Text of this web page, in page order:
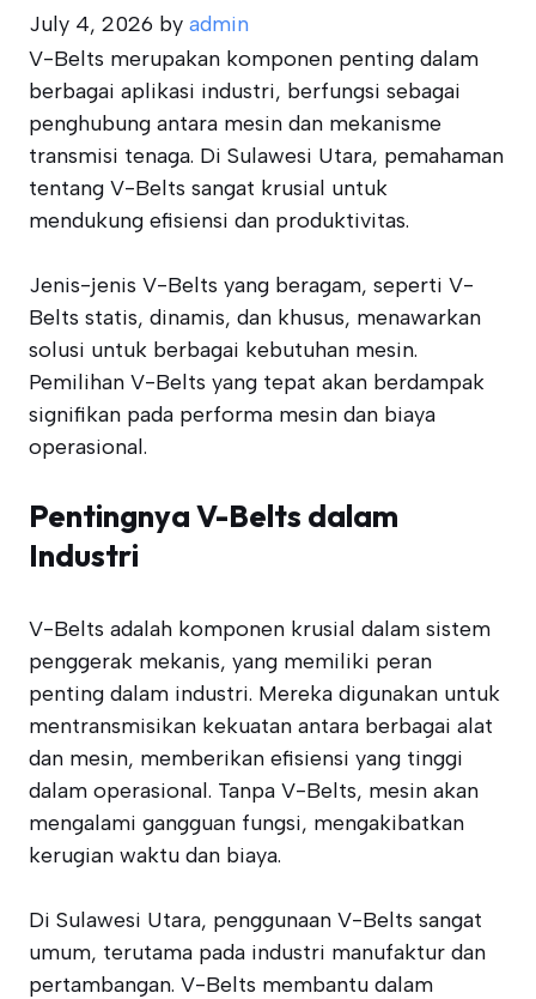
July 4, 2026 by admin
V-Belts merupakan komponen penting dalam
berbagai aplikasi industri, berfungsi sebagai
penghubung antara mesin dan mekanisme
transmisi tenaga. Di Sulawesi Utara, pemahaman
tentang V-Belts sangat krusial untuk
mendukung efisiensi dan produktivitas.
Jenis-jenis V-Belts yang beragam, seperti V-
Belts statis, dinamis, dan khusus, menawarkan
solusi untuk berbagai kebutuhan mesin.
Pemilihan V-Belts yang tepat akan berdampak
signifikan pada performa mesin dan biaya
operasional.
Pentingnya V-Belts dalam
Industri
V-Belts adalah komponen krusial dalam sistem
penggerak mekanis, yang memiliki peran
penting dalam industri. Mereka digunakan untuk
mentransmisikan kekuatan antara berbagai alat
dan mesin, memberikan efisiensi yang tinggi
dalam operasional. Tanpa V-Belts, mesin akan
mengalami gangguan fungsi, mengakibatkan
kerugian waktu dan biaya.
Di Sulawesi Utara, penggunaan V-Belts sangat
umum, terutama pada industri manufaktur dan
pertambangan. V-Belts membantu dalam